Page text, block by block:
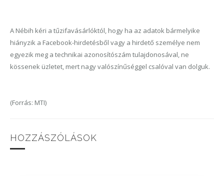
A Nébih kéri a tűzifavásárlóktól, hogy ha az adatok bármelyike
hiányzik a Facebook-hirdetésből vagy a hirdető személye nem
egyezik meg a technikai azonosítószám tulajdonosával, ne
kössenek üzletet, mert nagy valószínűséggel csalóval van dolguk.
(Forrás: MTI)
HOZZÁSZÓLÁSOK